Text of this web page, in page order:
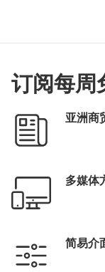
订阅每周
亚洲商
多媒体
简易介